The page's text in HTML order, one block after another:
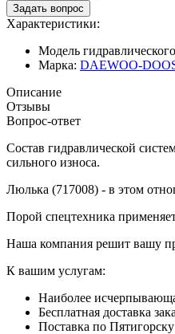
Характеристики:
Модель
Марка: DAEWOO-
Описание
Отзывы
Вопрос-ответ
Состав гидравлической
сильного износа.
Люлька (717008) - в этом
Порой спецтехника
Наша компания решит вашу
К вашим услугам:
Наиболее
Бесплатная доставка
Поставка по